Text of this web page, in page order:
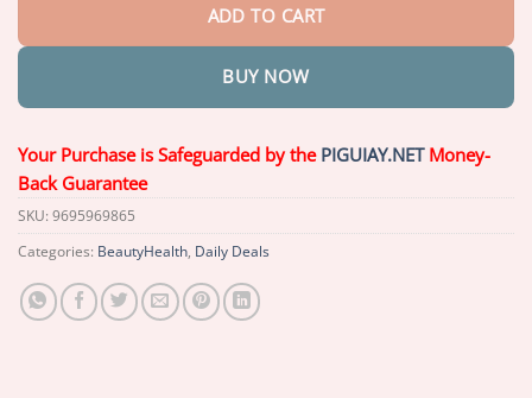
ADD TO CART
BUY NOW
Your Purchase is Safeguarded by the PIGUIAY.NETMoney-
Back Guarantee
SKU: 9695969865
Categories: BeautyHealth, Daily Deals